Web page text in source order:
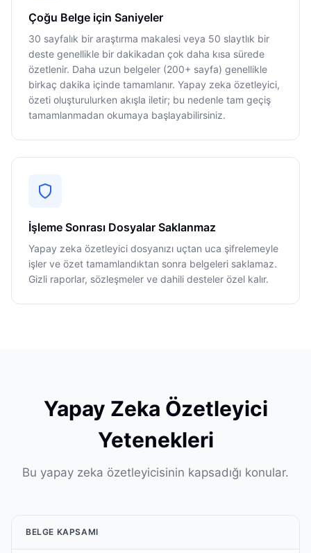
Çoğu Belge için Saniyeler
30 sayfalık bir araştırma makalesi veya 50 slaytlık bir
deste genellikle bir dakikadan çok daha kısa sürede
özetlenir. Daha uzun belgeler (200+ sayfa) genellikle
birkaç dakika içinde tamamlanır. Yapay zeka özetleyici,
özeti oluşturulurken akışla iletir; bu nedenle tam geçiş
tamamlanmadan okumaya başlayabilirsiniz.
İşleme Sonrası Dosyalar Saklanmaz
Yapay zeka özetleyici dosyanızı uçtan uca şifrelemeyle
işler ve özet tamamlandıktan sonra belgeleri saklamaz.
Gizli raporlar, sözleşmeler ve dahili desteler özel kalır.
Yapay Zeka Özetleyici
Yetenekleri
Bu yapay zeka özetleyicisinin kapsadığı konular.
BELGE KAPSAMI